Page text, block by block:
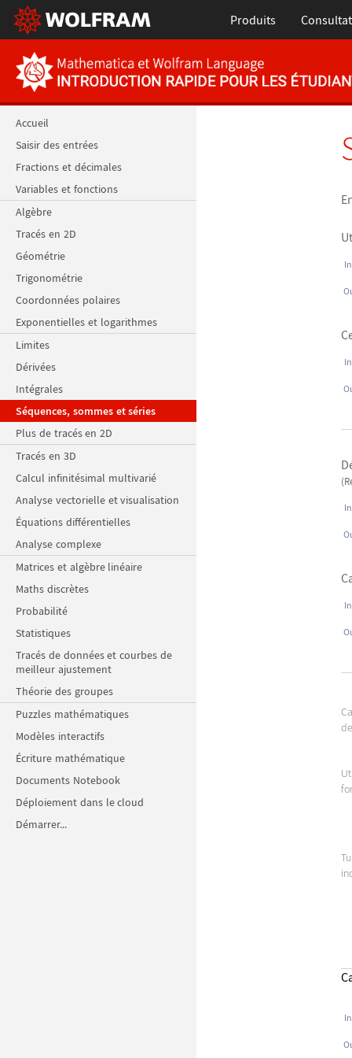
Produits
Accueil
Saisir des entrées
Fractions et décimales
Variables et fonctions
Algèbre
Tracés en 2D
Géométrie
Trigonométrie
Coordonnées polaires
Exponentielles et logarithmes
Limites
Dérivées
Intégrales
Séquences, sommes et séries
Plus de tracés en 2D
Tracés en 3D
Calcul infinitésimal multivarié
Analyse vectorielle et visualisation
Équations différentielles
Analyse complexe
Matrices et algèbre linéaire
Maths discrètes
Probabilité
Statistiques
Tracés de données et courbes de
meilleur ajustement
Théorie des groupes
Puzzles mathématiques
Modèles interactifs
Écriture mathématique
Documents Notebook
Déploiement dans le cloud
Démarrer...